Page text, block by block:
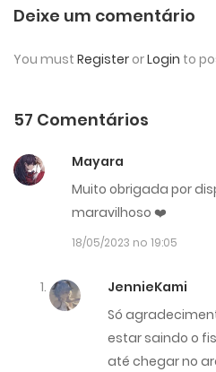
Deixe um comentário
You must Register orLogin to
57 Comentários
Mayara
Muito obrigada por
maravilhoso ❤️
18/05/2023 no 19:05
JennieKami
Só
estar saindo o
até chegar no